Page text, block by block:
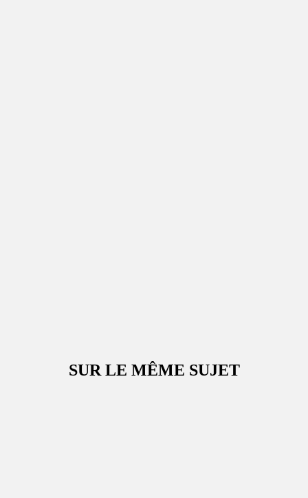
SUR LE MÊME SUJET